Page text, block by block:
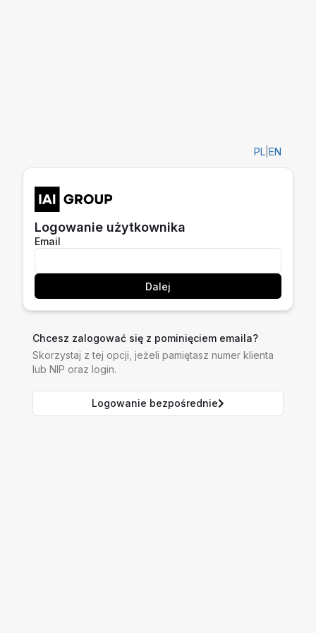
PL EN
Logowanie użytkownika
Email
Dalej
Chcesz zalogować się z pominięciem emaila?
Skorzystaj z tej opcji, jeżeli pamiętasz numer klienta
lub NIP oraz login.
Logowanie bezpośrednie